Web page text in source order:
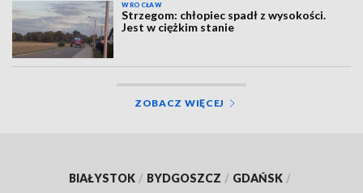
WROCŁAW
Strzegom: chłopiec spadł z wysokości.
Jest w ciężkim stanie
ZOBACZ WIĘCEJ
BIAŁYSTOK / BYDGOSZCZ / GDAŃSK /